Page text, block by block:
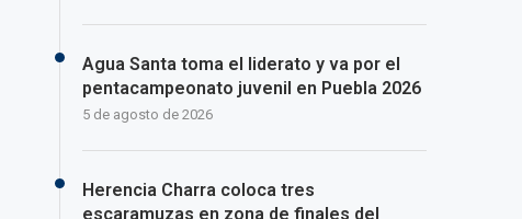
Agua Santa toma el liderato y va por el
pentacampeonato juvenil en Puebla 2026
5 de agosto de 2026
Herencia Charra coloca tres
escaramuzas en zona de finales del